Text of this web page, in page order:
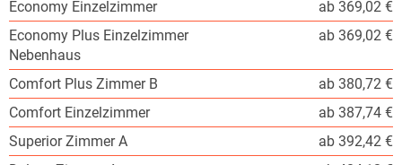
Economy Einzelzimmer
ab 369,02 €
Economy Plus Einzelzimmer
Nebenhaus
ab 369,02 €
Comfort Plus Zimmer B
ab 380,72 €
Comfort Einzelzimmer
ab 387,74 €
Superior Zimmer A
ab 392,42 €